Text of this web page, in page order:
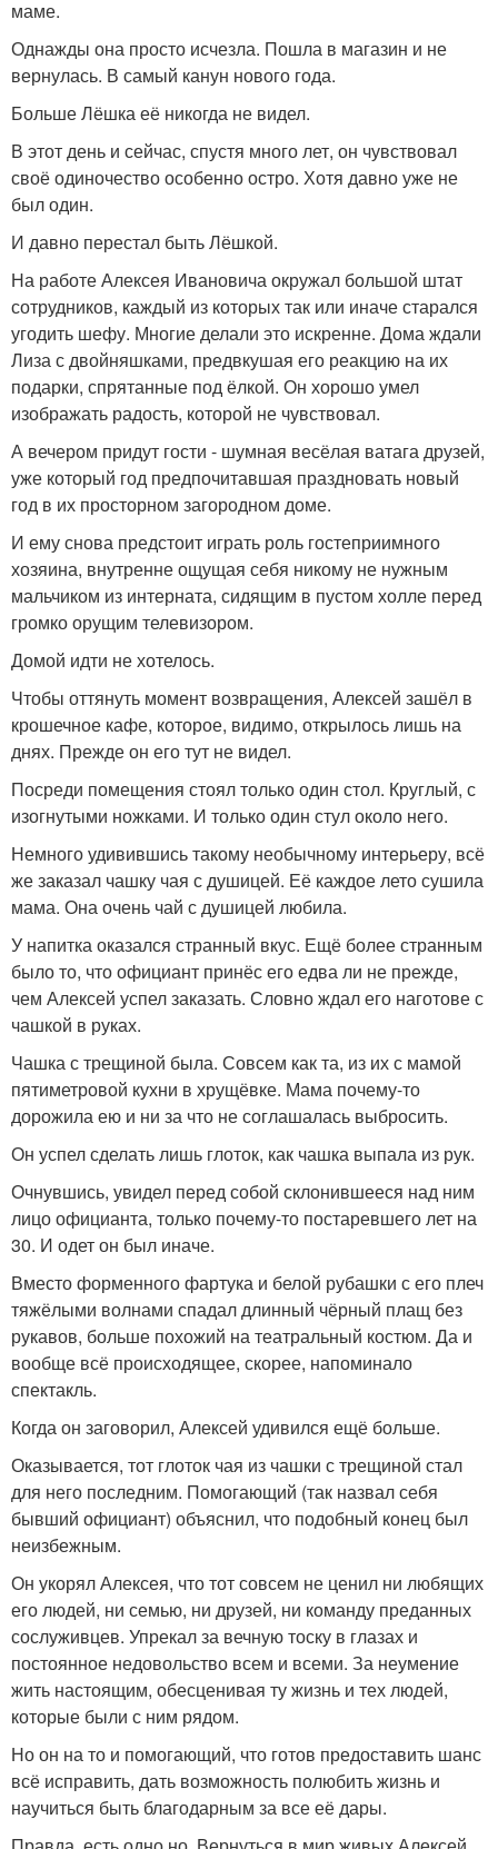
маме.
Однажды она просто исчезла. Пошла в магазин и не
вернулась. В самый канун нового года.
Больше Лёшка её никогда не видел.
В этот день и сейчас, спустя много лет, он чувствовал
своё одиночество особенно остро. Хотя давно уже не
был один.
И давно перестал быть Лёшкой.
На работе Алексея Ивановича окружал большой штат
сотрудников, каждый из которых так или иначе старался
угодить шефу. Многие делали это искренне. Дома ждали
Лиза с двойняшками, предвкушая его реакцию на их
подарки, спрятанные под ёлкой. Он хорошо умел
изображать радость, которой не чувствовал.
А вечером придут гости - шумная весёлая ватага друзей,
уже который год предпочитавшая праздновать новый
год в их просторном загородном доме.
И ему снова предстоит играть роль гостеприимного
хозяина, внутренне ощущая себя никому не нужным
мальчиком из интерната, сидящим в пустом холле перед
громко орущим телевизором.
Домой идти не хотелось.
Чтобы оттянуть момент возвращения, Алексей зашёл в
крошечное кафе, которое, видимо, открылось лишь на
днях. Прежде он его тут не видел.
Посреди помещения стоял только один стол. Круглый, с
изогнутыми ножками. И только один стул около него.
Немного удивившись такому необычному интерьеру, всё
же заказал чашку чая с душицей. Её каждое лето сушила
мама. Она очень чай с душицей любила.
У напитка оказался странный вкус. Ещё более странным
было то, что официант принёс его едва ли не прежде,
чем Алексей успел заказать. Словно ждал его наготове с
чашкой в руках.
Чашка с трещиной была. Совсем как та, из их с мамой
пятиметровой кухни в хрущёвке. Мама почему-то
дорожила ею и ни за что не соглашалась выбросить.
Он успел сделать лишь глоток, как чашка выпала из рук.
Очнувшись, увидел перед собой склонившееся над ним
лицо официанта, только почему-то постаревшего лет на
30. И одет он был иначе.
Вместо форменного фартука и белой рубашки с его плеч
тяжёлыми волнами спадал длинный чёрный плащ без
рукавов, больше похожий на театральный костюм. Да и
вообще всё происходящее, скорее, напоминало
спектакль.
Когда он заговорил, Алексей удивился ещё больше.
Оказывается, тот глоток чая из чашки с трещиной стал
для него последним. Помогающий (так назвал себя
бывший официант) объяснил, что подобный конец был
неизбежным.
Он укорял Алексея, что тот совсем не ценил ни любящих
его людей, ни семью, ни друзей, ни команду преданных
сослуживцев. Упрекал за вечную тоску в глазах и
постоянное недовольство всем и всеми. За неумение
жить настоящим, обесценивая ту жизнь и тех людей,
которые были с ним рядом.
Но он на то и помогающий, что готов предоставить шанс
всё исправить, дать возможность полюбить жизнь и
научиться быть благодарным за все её дары.